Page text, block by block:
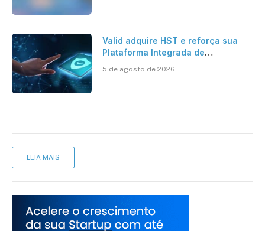
Valid adquire HST e reforça sua
Plataforma Integrada de
5 de agosto de 2026
LEIA MAIS